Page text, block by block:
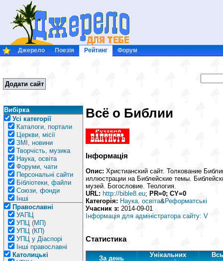
Джерело Поезія Рейтинг Форум
Додати сайт
Вибірка
Усі категорії
Каталоги, портали
Церкви, місії
ЗМІ, новини
Творчість, музика
Наука, освіта
Форуми, чати
Персональні сайти
Бібліотеки, файли
Союзи, фонди
Інші
Православні
УАПЦ
УПЦ (МП)
УПЦ (КП)
УПЦ у Діаспорі
Інші православні
Католицькі
Всё о Библии
Інформація
Опис: Христианский сайт. Толкование
иллюстрации на Библейские темы.
музей. Богословие. Теология.
URL: http://bible8.eu; PR=0; CY=0
Категорія: Наука, освіта&Реформатські
Учасник з: 2014-09-01
Інформація для адміністратора сайту: V
Статистика
За день
Унікальних